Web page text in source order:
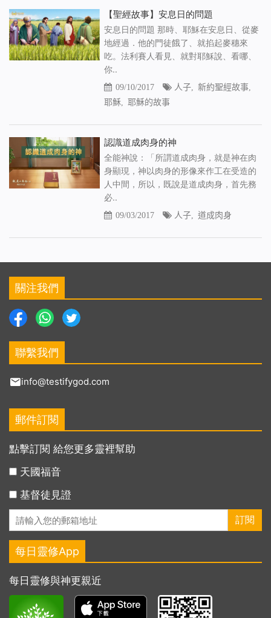
【聖經故事】安息日的問題
安息日的問題 那時、耶穌在安息日、從麥
地經過．他的門徒餓了、就掐起麥穗來
吃。法利賽人看見、就對耶穌說、看哪、
你..
09/10/2017 人子, 新約聖經故事,
耶穌, 耶穌的故事
認識道成肉身的神
全能神說：「所謂道成肉身，就是神在肉
身顯現，神以肉身的形像來作工在受造的
人中間，所以，既說是道成肉身，首先務
必..
09/03/2017 人子, 道成肉身
關注我們
聯繫我們
info@testifygod.com
郵件訂閱
點擊訂閱 給您更多靈裡幫助
天國福音
基督徒見證
每日靈修App
每日靈修與神更親近